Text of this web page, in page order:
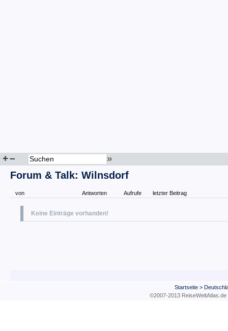
+– »
Forum & Talk: Wilnsdorf
von Antworten Aufrufe letzter Beitrag
Keine Einträge vorhanden!
Startseite >
©2007-2013